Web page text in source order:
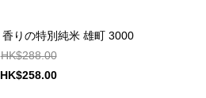
りの特別純米 雄町 3000
HK$288.00
HK$258.00